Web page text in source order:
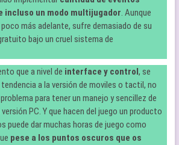
incluso un modo multijugador. Aunque
más adelante, sufre demasiado de su
bajo un cruel sistema de
que a nivel de interface y control , se
a la versión de moviles o tactil, no
para tener un manejo y sencillez de
PC. Y que hacen del juego un producto
puede dar muchas horas de juego como
pese a los puntos oscuros que os